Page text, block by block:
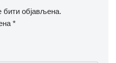
објављена.
*